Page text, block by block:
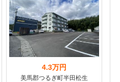
4.3万円
美馬郡つるぎ町半田松生